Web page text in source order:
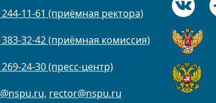
244-11-61 (приёмная ректора)
383-32-42 (приёмная комиссия)
24-30 (пресс-центр)
, rector@nspu.ru